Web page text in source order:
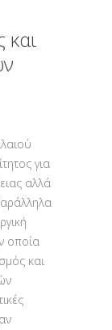
και
για
αλλά
οποία
και